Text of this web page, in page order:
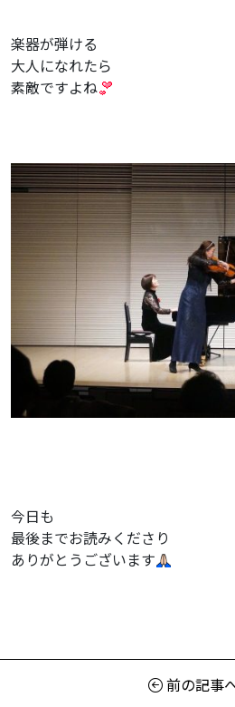
楽器が弾ける
大人になれたら
素敵ですよね
今日も
最後までお読みくださり
ありがとうございます
前の記事